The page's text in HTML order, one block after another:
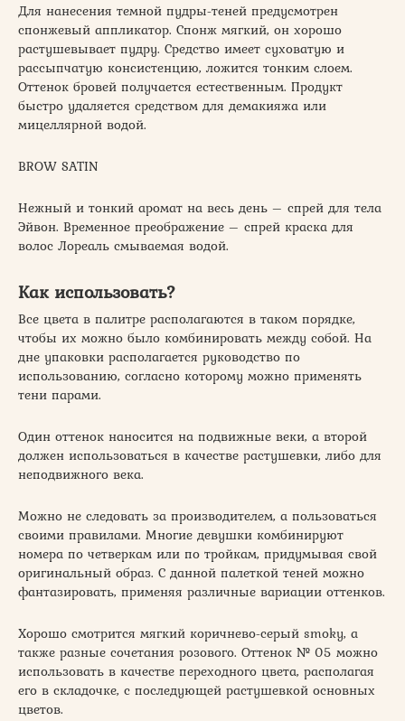
Для нанесения темной пудры-теней предусмотрен
спонжевый аппликатор. Спонж мягкий, он хорошо
растушевывает пудру. Средство имеет суховатую и
рассыпчатую консистенцию, ложится тонким слоем.
Оттенок бровей получается естественным. Продукт
быстро удаляется средством для демакияжа или
мицеллярной водой.
BROW SATIN
Нежный и тонкий аромат на весь день – спрей для тела
Эйвон. Временное преображение – спрей краска для
волос Лореаль смываемая водой.
Как использовать?
Все цвета в палитре располагаются в таком порядке,
чтобы их можно было комбинировать между собой. На
дне упаковки располагается руководство по
использованию, согласно которому можно применять
тени парами.
Один оттенок наносится на подвижные веки, а второй
должен использоваться в качестве растушевки, либо для
неподвижного века.
Можно не следовать за производителем, а пользоваться
своими правилами. Многие девушки комбинируют
номера по четверкам или по тройкам, придумывая свой
оригинальный образ. С данной палеткой теней можно
фантазировать, применяя различные вариации оттенков.
Хорошо смотрится мягкий коричнево-серый smoky, а
также разные сочетания розового. Оттенок № 05 можно
использовать в качестве переходного цвета, располагая
его в складочке, с последующей растушевкой основных
цветов.